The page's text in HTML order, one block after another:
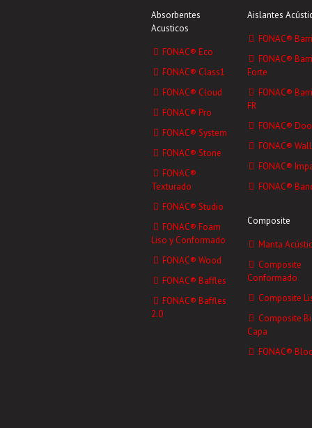
Absorbentes
Acusticos
FONAC® Eco
FONAC® Class1
FONAC® Cloud
FONAC® Pro
FONAC® System
FONAC® Stone
FONAC®
Texturado
FONAC® Studio
FONAC® Foam
Liso y Conformado
FONAC® Wood
FONAC® Baffles
FONAC® Baffles
2.0
Aislantes
FONAC®
FONAC®
Forte
FONAC®
FR
FONAC®
FONAC® Wall
FONAC®
FONAC®
Composite
Manta
Composite
Conformado
Composite
Composite
Capa
FONAC®